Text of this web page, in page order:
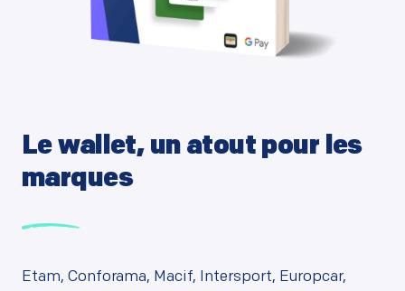
Le wallet, un atout pour les
marques
Etam, Conforama, Macif, Intersport, Europcar,